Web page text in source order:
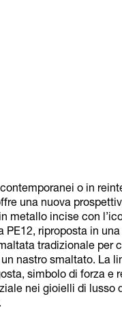
o in
una nuova
metallo incise con
riproposta in
tradizionale per
nastro smaltato. La
simbolo di forza e
nei gioielli di lusso